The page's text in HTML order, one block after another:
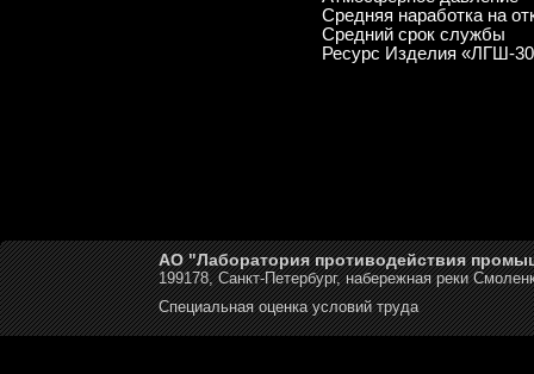
Средняя наработка на
Средний срок службы
Ресурс Изделия «ЛГШ-
АО "Лаборатория противодействия
199178, Санкт-Петербург, набережная реки
Специальная оценка условий труда